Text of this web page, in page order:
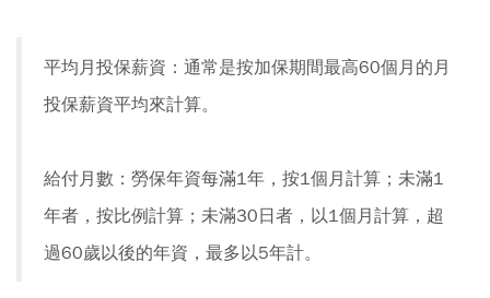
平均月投保薪資：通常是按加保期間最高60個月的月
投保薪資平均來計算。
給付月數：勞保年資每滿1年，按1個月計算；未滿1
年者，按比例計算；未滿30日者，以1個月計算，超
過60歲以後的年資，最多以5年計。